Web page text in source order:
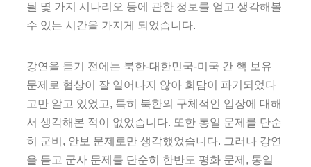
될 몇 가지 시나리오 등에 관한 정보를 얻고 생각해볼
수 있는 시간을 가지게 되었습니다.
강연을 듣기 전에는 북한-대한민국-미국 간 핵 보유
문제로 협상이 잘 일어나지 않아 회담이 파기되었다
고만 알고 있었고, 특히 북한의 구체적인 입장에 대해
서 생각해본 적이 없었습니다. 또한 통일 문제를 단순
히 군비, 안보 문제로만 생각했었습니다. 그러나 강연
을 듣고 군사 문제를 단순히 한반도 평화 문제, 통일